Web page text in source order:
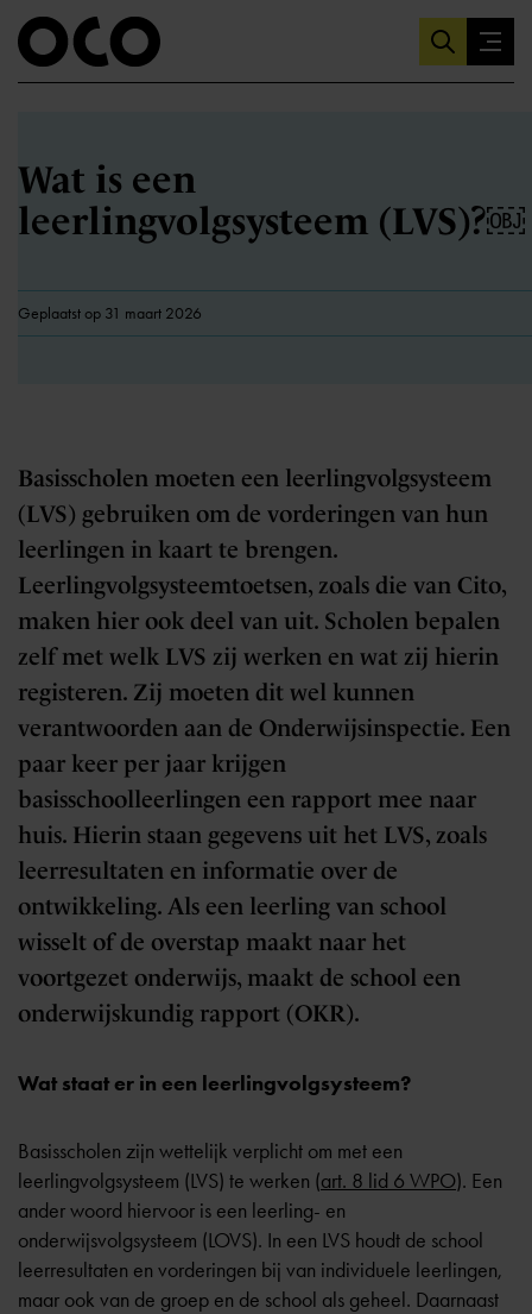
Wat is een
leerlingvolgsysteem (LVS)?￼
Geplaatst op 31 maart 2026
Basisscholen moeten een leerlingvolgsysteem
(LVS) gebruiken om de vorderingen van hun
leerlingen in kaart te brengen.
Leerlingvolgsysteemtoetsen, zoals die van Cito,
maken hier ook deel van uit. Scholen bepalen
zelf met welk LVS zij werken en wat zij hierin
registeren. Zij moeten dit wel kunnen
verantwoorden aan de Onderwijsinspectie. Een
paar keer per jaar krijgen
basisschoolleerlingen een rapport mee naar
huis. Hierin staan gegevens uit het LVS, zoals
leerresultaten en informatie over de
ontwikkeling. Als een leerling van school
wisselt of de overstap maakt naar het
voortgezet onderwijs, maakt de school een
onderwijskundig rapport (OKR).
Wat staat er in een leerlingvolgsysteem?
Basisscholen zijn wettelijk verplicht om met een
leerlingvolgsysteem (LVS) te werken (art. 8 lid 6 WPO). Een
ander woord hiervoor is een leerling- en
onderwijsvolgsysteem (LOVS). In een LVS houdt de school
leerresultaten en vorderingen bij van individuele leerlingen,
maar ook van de groep en de school als geheel. Daarnaast